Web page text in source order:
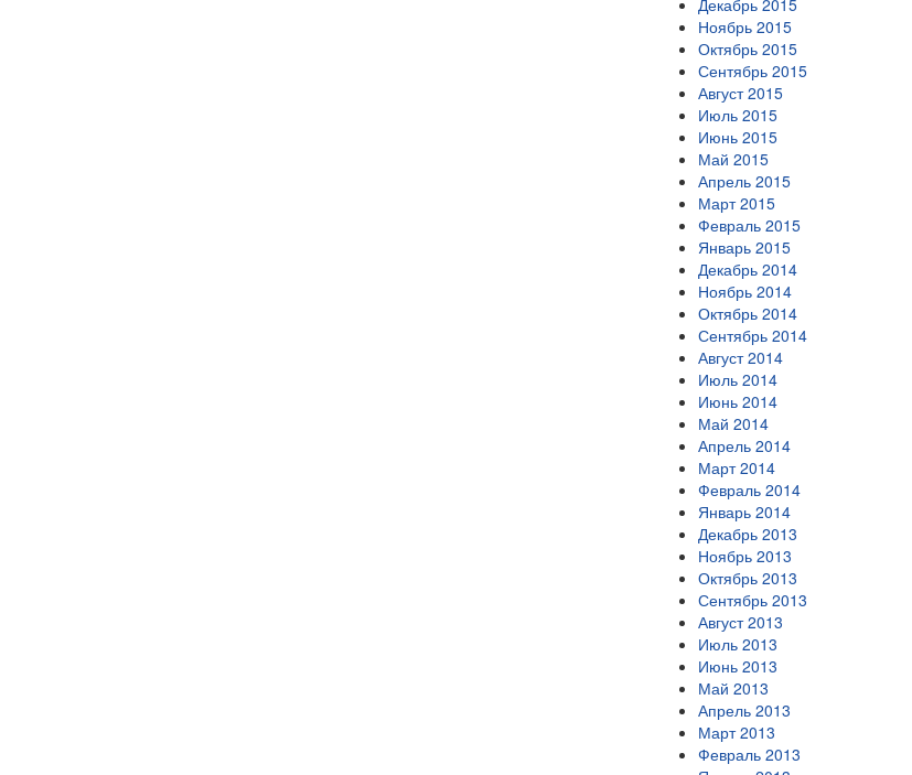
Декабрь 2015
Ноябрь 2015
Октябрь 2015
Сентябрь 2015
Август 2015
Июль 2015
Июнь 2015
Май 2015
Апрель 2015
Март 2015
Февраль 2015
Январь 2015
Декабрь 2014
Ноябрь 2014
Октябрь 2014
Сентябрь 2014
Август 2014
Июль 2014
Июнь 2014
Май 2014
Апрель 2014
Март 2014
Февраль 2014
Январь 2014
Декабрь 2013
Ноябрь 2013
Октябрь 2013
Сентябрь 2013
Август 2013
Июль 2013
Июнь 2013
Май 2013
Апрель 2013
Март 2013
Февраль 2013